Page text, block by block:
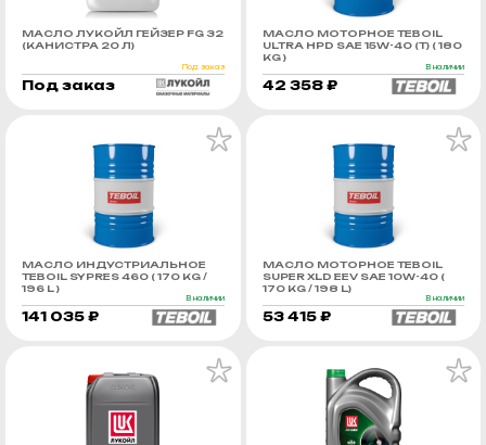
МАСЛО ЛУКОЙЛ ГЕЙЗЕР FG 32
(КАНИСТРА 20 Л)
Под заказ
Под заказ
МАСЛО МОТОРНОЕ TEBOIL
ULTRA HPD SAE 15W-40 (Т) ( 180
KG )
В наличии
42 358 ₽
МАСЛО ИНДУСТРИАЛЬНОЕ
TEBOIL SYPRES 460 ( 170 KG /
196 L )
В наличии
141 035 ₽
МАСЛО МОТОРНОЕ TEBOIL
SUPER XLD EEV SAE 10W-40 (
170 KG / 198 L)
В наличии
53 415 ₽